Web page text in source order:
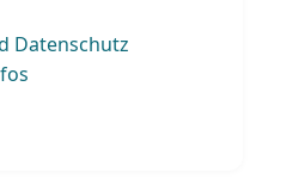
Datenschutz